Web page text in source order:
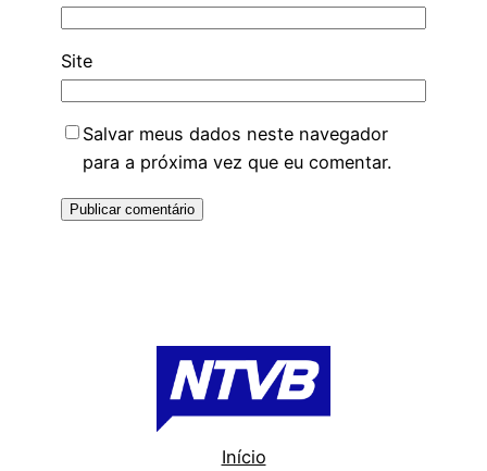
Site
Salvar meus dados neste navegador
para a próxima vez que eu comentar.
Início